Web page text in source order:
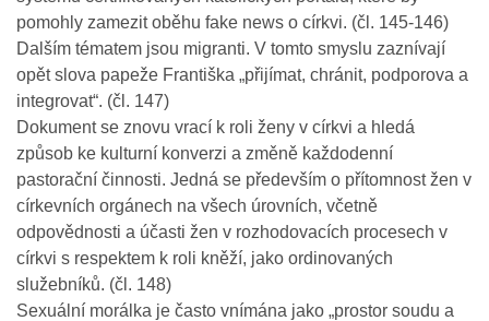
pomohly zamezit oběhu fake news o církvi. (čl. 145-146)
Dalším tématem jsou migranti. V tomto smyslu zaznívají
opět slova papeže Františka „přijímat, chránit, podporova a
integrovat“. (čl. 147)
Dokument se znovu vrací k roli ženy v církvi a hledá
způsob ke kulturní konverzi a změně každodenní
pastorační činnosti. Jedná se především o přítomnost žen v
církevních orgánech na všech úrovních, včetně
odpovědnosti a účasti žen v rozhodovacích procesech v
církvi s respektem k roli kněží, jako ordinovaných
služebníků. (čl. 148)
Sexuální morálka je často vnímána jako „prostor soudu a